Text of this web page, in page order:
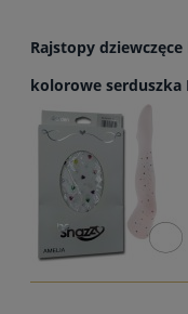
Rajstopy
kolorowe serduszka